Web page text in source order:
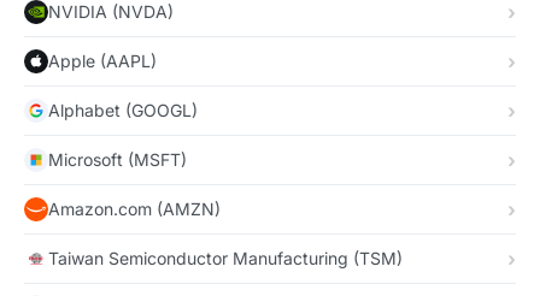
NVIDIA (NVDA)
Apple (AAPL)
Alphabet (GOOGL)
Microsoft (MSFT)
Amazon.com (AMZN)
Taiwan Semiconductor Manufacturing (TSM)